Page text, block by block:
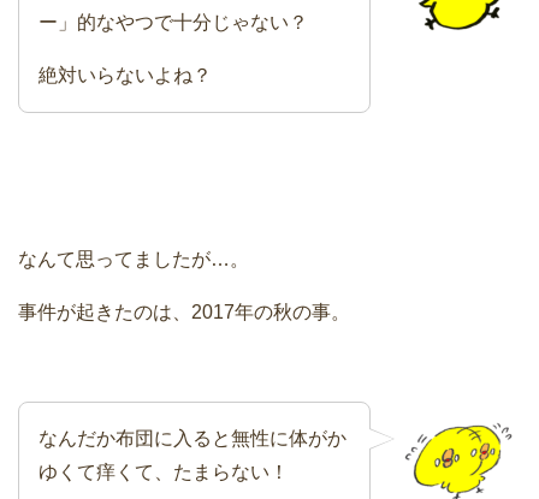
ー」的なやつで十分じゃない？
絶対いらないよね？
なんて思ってましたが…。
事件が起きたのは、2017年の秋の事。
なんだか布団に入ると無性に体がか
ゆくて痒くて、たまらない！